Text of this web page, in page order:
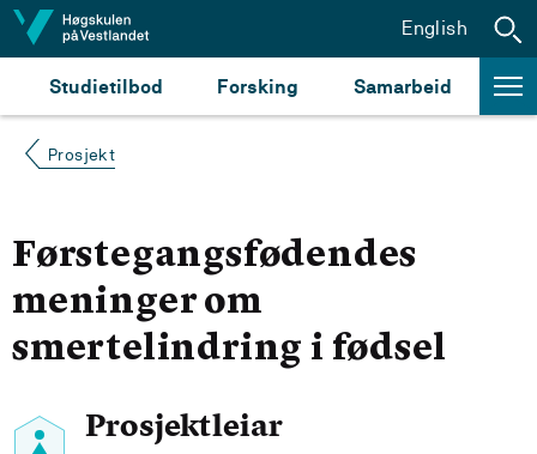
Hopp til innhald
Studietilbod Forsking Samarbeid
English
Prosjekt
Førstegangsfødendes
meninger om
smertelindring i fødsel
Prosjektleiar